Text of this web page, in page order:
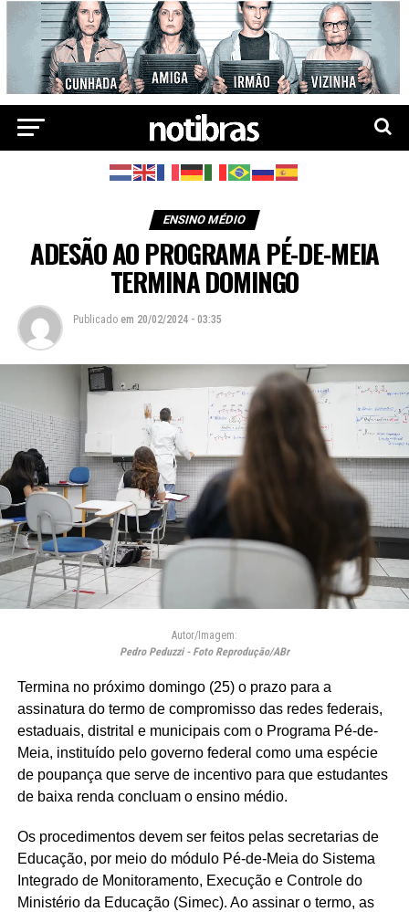
ENSINO MÉDIO
ADESÃO AO PROGRAMA PÉ-DE-MEIA
TERMINA DOMINGO
Publicado em 20/02/2024 - 03:35
Autor/Imagem:
Pedro Peduzzi - Foto Reprodução/ABr
Termina no próximo domingo (25) o prazo para a
assinatura do termo de compromisso das redes federais,
estaduais, distrital e municipais com o Programa Pé-de-
Meia, instituído pelo governo federal como uma espécie
de poupança que serve de incentivo para que estudantes
de baixa renda concluam o ensino médio.
Os procedimentos devem ser feitos pelas secretarias de
Educação, por meio do módulo Pé-de-Meia do Sistema
Integrado de Monitoramento, Execução e Controle do
Ministério da Educação (Simec). Ao assinar o termo, as